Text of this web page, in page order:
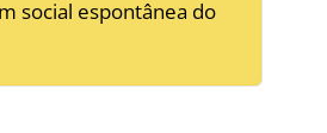
social espontânea do